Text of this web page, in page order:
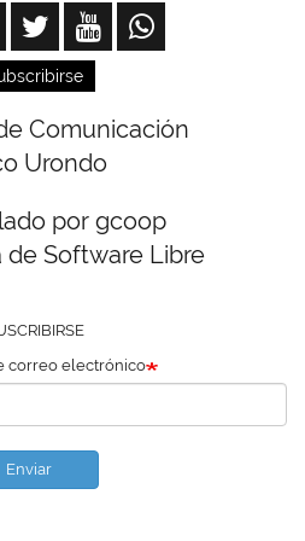
Comunicación
Urondo
por gcoop
Software Libre
correo electrónico
Enviar